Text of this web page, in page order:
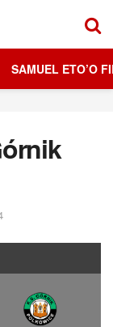
SAMUEL ETO’O